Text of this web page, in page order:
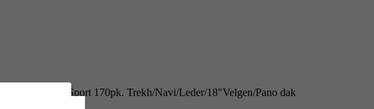
is: 118i M Sport 170pk. Trekh/Navi/Leder/18"Velgen/Pano dak